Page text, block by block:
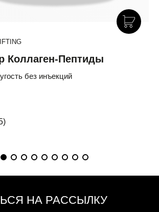
Коллаген-Пептиды
без инъекций
НА РАССЫЛКУ